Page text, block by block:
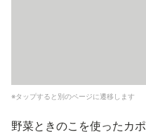
※タップすると別のページに遷移します
野菜ときのこを使ったカ